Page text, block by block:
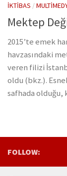
İKTIBAS /
Mektep
2015’te emek
havzasındaki
veren filizi
oldu (bkz.).
safhada olduğu,
FOLLOW: